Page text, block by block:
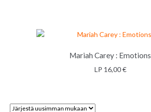
Mariah Carey : Emotions
LP 16,00€